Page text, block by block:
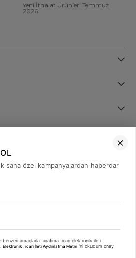
Yeni İthalat Ürünleri Temmuz
2026
473 08 08
sana özel kampanyalardan haberdar
benzeri amaçlarla tarafıma ticari elektronik ileti
Elektronik Ticari İleti Aydınlatma Metni 'ni okudum onay